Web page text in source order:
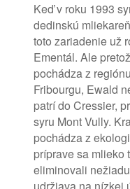
Keď v roku 1993
dedinskú
toto zariadenie už
Ementál. Ale
pochádza z
Fribourgu, Ewald
patrí do Cressier,
syru Mont Vully.
pochádza z
prípravesa mlieko
eliminovali